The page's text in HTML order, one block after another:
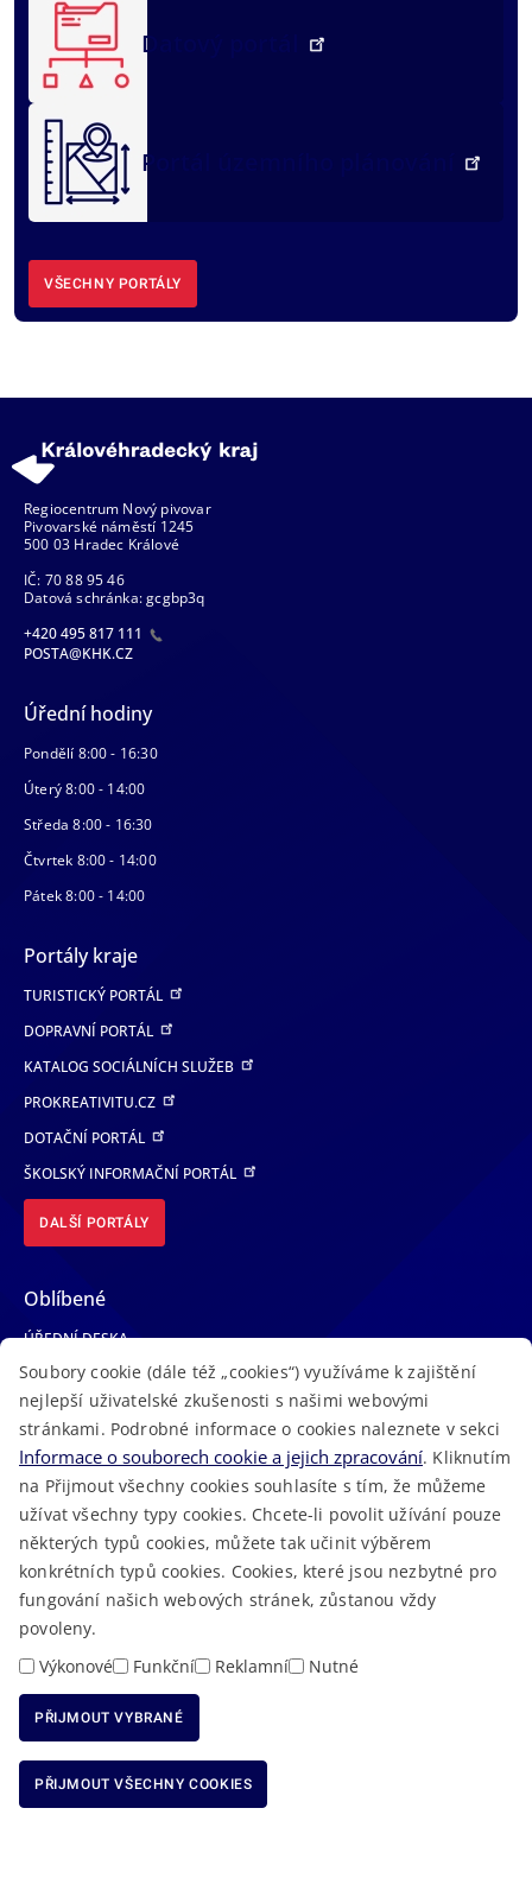
Datový portál
Portál územního plánování
VŠECHNY PORTÁLY
Regiocentrum Nový pivovar
Pivovarské náměstí 1245
500 03 Hradec Králové
IČ: 70 88 95 46
Datová schránka: gcgbp3q
+420 495 817 111
POSTA@KHK.CZ
Úřední hodiny
Pondělí 8:00 - 16:30
Úterý 8:00 - 14:00
Středa 8:00 - 16:30
Čtvrtek 8:00 - 14:00
Pátek 8:00 - 14:00
Portály kraje
TURISTICKÝ PORTÁL
DOPRAVNÍ PORTÁL
KATALOG SOCIÁLNÍCH SLUŽEB
PROKREATIVITU.CZ
DOTAČNÍ PORTÁL
ŠKOLSKÝ INFORMAČNÍ PORTÁL
DALŠÍ PORTÁLY
Oblíbené
ÚŘEDNÍ DESKA
TELEFONNÍ SEZNAM
LÉKAŘSKÁ POHOTOVOST
VOLNÁ MÍSTA
AKTUALITY
2023 © Královéhradecký kraj • Vytvořeno vMacron Software
RSS • Mapa stránek •Cookies Prohlášení o přístupnosti
Soubory cookie (dále též „cookies“) využíváme k zajištění
nejlepší uživatelské zkušenosti s našimi webovými
stránkami. Podrobné informace o cookies naleznete v sekci
Informace o souborech cookie a jejich zpracování. Kliknutím
na Přijmout všechny cookies souhlasíte s tím, že můžeme
užívat všechny typy cookies. Chcete-li povolit užívání pouze
některých typů cookies, můžete tak učinit výběrem
konkrétních typů cookies. Cookies, které jsou nezbytné pro
fungování našich webových stránek, zůstanou vždy
povoleny.
Výkonové
Funkční Reklamní Nutné
PŘIJMOUT VYBRANÉ
PŘIJMOUT VŠECHNY COOKIES
ODMÍTNOUT VŠECHNY COOKIES